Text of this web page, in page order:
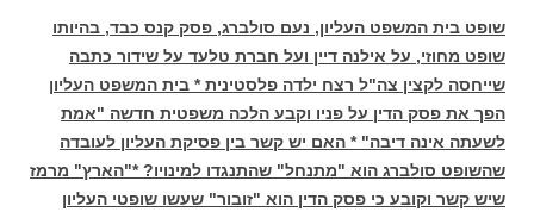
שופט בית המשפט העליון, נעם סולברג, פסק קנס כבד, בהיותו
שופט מחוזי, על אילנה דיין ועל חברת טלעד על שידור כתבה
שייחסה לקצין צה"ל רצח ילדה פלסטינית * בית המשפט העליון
הפך את פסק הדין על פניו וקבע הלכה משפטית חדשה "אמת
לשעתה אינה דיבה" * האם יש קשר בין פסיקת העליון לעובדה
שהשופט סולברג הוא "מתנחל" שהתנגדו למינויו? *"הארץ" מרמז
שיש קשר וקובע כי פסק הדין הוא "זובור" שעשו שופטי העליון